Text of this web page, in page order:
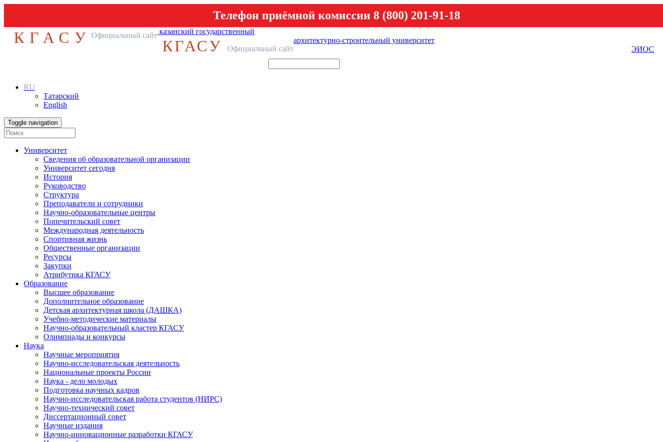
Телефон приёмной комиссии 8 (800) 201-91-18
КГАСУ Официальный сайт казанский государственный
архитектурно-строительный университет
КГАСУ Официальный сайт ЭИОС
RU
Татарский
English
Toggle navigation
Университет
Сведения об образовательной организации
Университет сегодня
История
Руководство
Структура
Преподаватели и сотрудники
Научно-образовательные центры
Попечительский совет
Международная деятельность
Спортивная жизнь
Общественные организации
Ресурсы
Закупки
Атрибутика КГАСУ
Образование
Высшее образование
Дополнительное образование
Детская архитектурная школа (ДАШКА)
Учебно-методические материалы
Научно-образовательный кластер КГАСУ
Олимпиады и конкурсы
Наука
Научные мероприятия
Научно-исследовательская деятельность
Национальные проекты России
Наука - дело молодых
Подготовка научных кадров
Научно-исследовательская работа студентов (НИРС)
Научно-технический совет
Диссертационный совет
Научные издания
Научно-инновационные разработки КГАСУ